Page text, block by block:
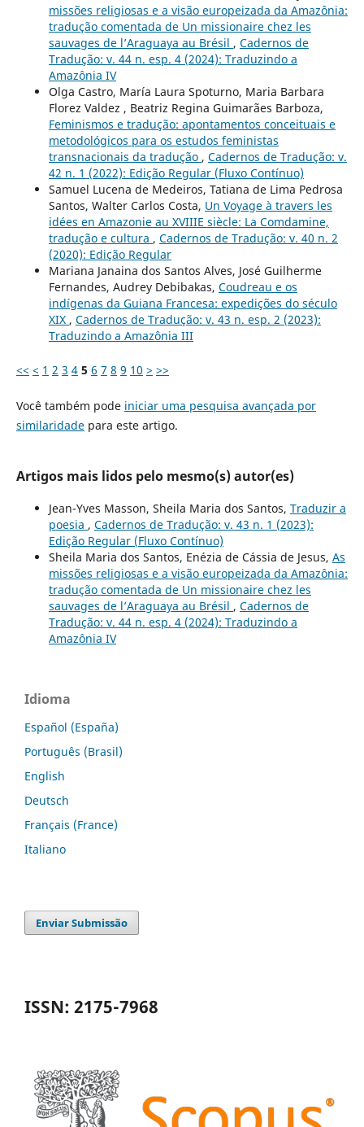
missões religiosas e a visão europeizada da Amazônia:
tradução comentada de Un missionaire chez les
sauvages de l’Araguaya au Brésil , Cadernos de
Tradução: v. 44 n. esp. 4 (2024): Traduzindo a
Amazônia IV
Olga Castro, María Laura Spoturno, Maria Barbara
Florez Valdez , Beatriz Regina Guimarães Barboza,
Feminismos e tradução: apontamentos conceituais e
metodológicos para os estudos feministas
transnacionais da tradução , Cadernos de Tradução: v.
42 n. 1 (2022): Edição Regular (Fluxo Contínuo)
Samuel Lucena de Medeiros, Tatiana de Lima Pedrosa
Santos, Walter Carlos Costa, Un Voyage à travers les
idées en Amazonie au XVIIIE siècle: La Comdamine,
tradução e cultura , Cadernos de Tradução: v. 40 n. 2
(2020): Edição Regular
Mariana Janaina dos Santos Alves, José Guilherme
Fernandes, Audrey Debibakas, Coudreau e os
indígenas da Guiana Francesa: expedições do século
XIX , Cadernos de Tradução: v. 43 n. esp. 2 (2023):
Traduzindo a Amazônia III
<< < 1 2 3 4 5 6 7 8 9 10 > >>
Você também pode iniciar uma pesquisa avançada por
similaridadepara este artigo.
Artigos mais lidos pelo mesmo(s) autor(es)
Jean-Yves Masson, Sheila Maria dos Santos, Traduzir a
poesia , Cadernos de Tradução: v. 43 n. 1 (2023):
Edição Regular (Fluxo Contínuo)
Sheila Maria dos Santos, Enézia de Cássia de Jesus, As
missões religiosas e a visão europeizada da Amazônia:
tradução comentada de Un missionaire chez les
sauvages de l’Araguaya au Brésil , Cadernos de
Tradução: v. 44 n. esp. 4 (2024): Traduzindo a
Amazônia IV
Idioma
Español (España)
Português (Brasil)
English
Deutsch
Français (France)
Italiano
Enviar Submissão
ISSN: 2175-7968